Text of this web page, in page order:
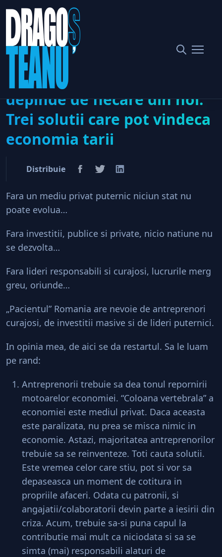
Home
Afaceri & Antreprenoriat
“Pacientul” Romania depinde de fiecare din noi. Trei solutii
care pot vindeca economia tarii
“Pacientul” Romania
depinde de fiecare din noi.
Trei solutii care pot vindeca
economia tarii
Distribuie
Fara un mediu privat puternic niciun stat nu
poate evolua…
Fara investitii, publice si private, nicio natiune nu
se dezvolta…
Fara lideri responsabili si curajosi, lucrurile merg
greu, oriunde…
„Pacientul” Romania are nevoie de antreprenori
curajosi, de investitii masive si de lideri puternici.
In opinia mea, de aici se da restartul. Sa le luam
pe rand:
Antreprenorii trebuie sa dea tonul repornirii
motoarelor economiei. “Coloana vertebrala” a
economiei este mediul privat. Daca aceasta
este paralizata, nu prea se misca nimic in
economie. Astazi, majoritatea antreprenorilor
trebuie sa se reinventeze. Toti cauta solutii.
Este vremea celor care stiu, pot si vor sa
depaseasca un moment de cotitura in
propriile afaceri. Odata cu patronii, si
angajatii/colaboratorii devin parte a iesirii din
criza. Acum, trebuie sa-si puna capul la
contributie mai mult ca niciodata si sa se
simta (mai) responsabili alaturi de